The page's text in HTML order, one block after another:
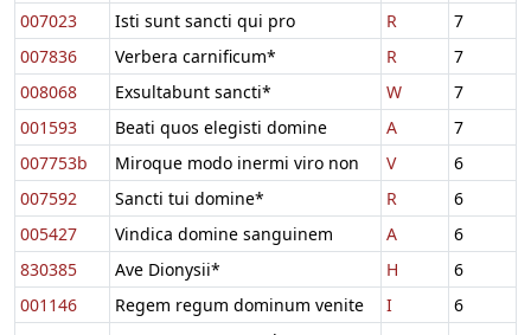
007023
Isti sunt sancti qui pro R
7
007836
Verbera carnificum* R
7
008068
Exsultabunt sancti* W
7
001593
Beati quos elegisti domine A
7
007753b
Miroque modo inermi viro non V
6
007592
Sancti tui domine* R
6
005427
Vindica domine sanguinem A
6
830385
Ave Dionysii* H
6
001146
Regem regum dominum venite I
6